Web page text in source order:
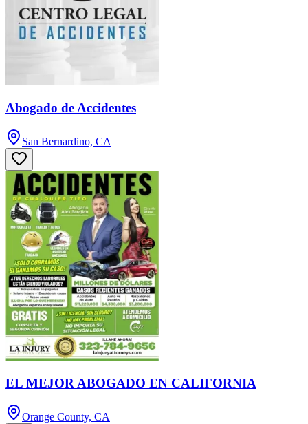
Abogado de Accidentes
San Bernardino, CA
EL MEJOR ABOGADO EN CALIFORNIA
Orange County, CA